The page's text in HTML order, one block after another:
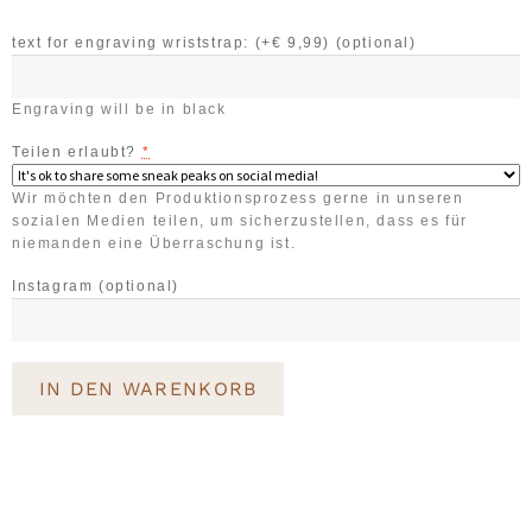
text for engraving wriststrap: (+€ 9,99) (optional)
Engraving will be in black
Teilen erlaubt? *
Wir möchten den Produktionsprozess gerne in unseren
sozialen Medien teilen, um sicherzustellen, dass es für
niemanden eine Überraschung ist.
Instagram (optional)
IN DEN WARENKORB